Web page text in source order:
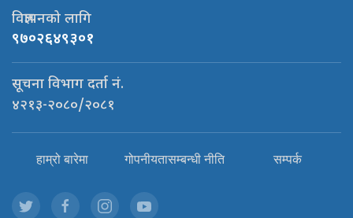
विज्ञापनको लागि
९७०२६४९३०१
सूचना विभाग दर्ता नं.
४२१३-२०८०/२०८१
हाम्रो बारेमा गोपनीयतासम्बन्धी नीति सम्पर्क